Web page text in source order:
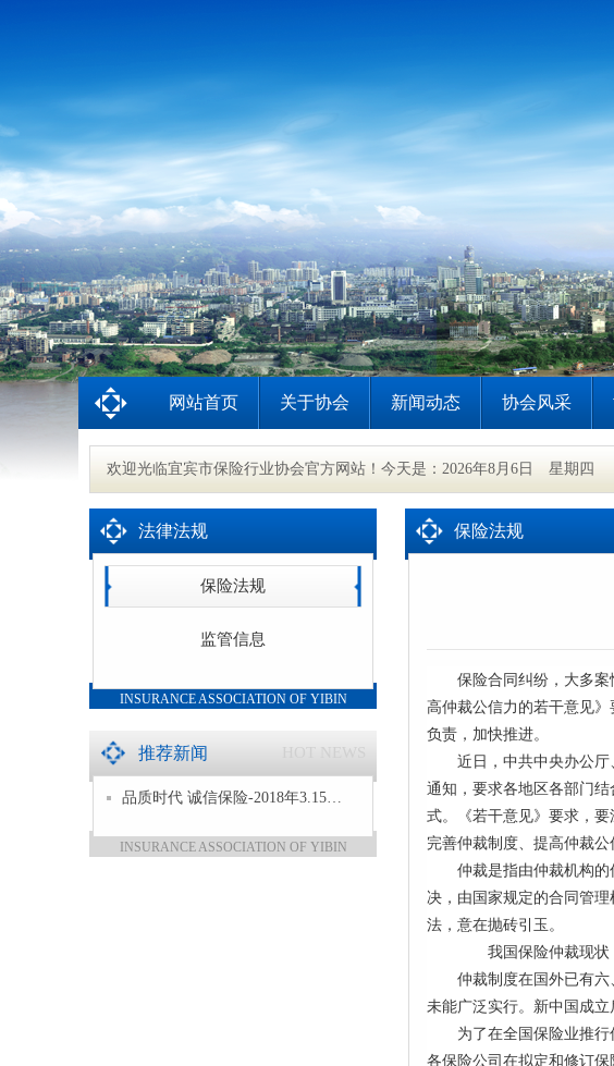
网站首页 关于协会 新闻动态 协会风采
欢迎光临宜宾市保险行业协会官方网站！今天是： 2026年8月6日 星期四
法律法规
保险法规
监管信息
INSURANCE ASSOCIATION OF YIBIN
推荐新闻 HOT NEWS
品质时代 诚信保险-2018年3.15…
INSURANCE ASSOCIATION OF YIBIN
保险法规
保险合同纠纷，大多
高仲裁公信力的若干意见
负责，加快推进。
近日，中共中央办公
通知，要求各地区各部门
式。《若干意见》要求，
完善仲裁制度、提高仲裁
仲裁是指由仲裁机构
决，由国家规定的合同管
法，意在抛砖引玉。
我国保险仲裁现状
仲裁制度在国外已有
未能广泛实行。新中国成
为了在全国保险业推
各保险公司在拟定和修订